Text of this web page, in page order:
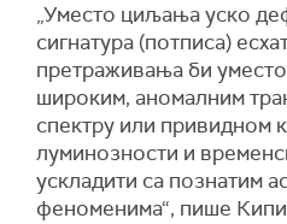
„Уместо циљања уско
сигнатура (потписа)
претраживања би
широким, аномалним
спектру или привидном
луминозности и
ускладити са познатим
феноменима“, пише